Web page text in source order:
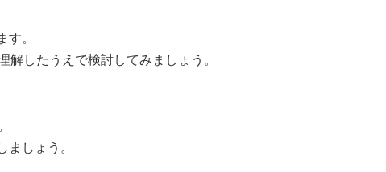
。
したうえで検討してみましょう。
しょう。